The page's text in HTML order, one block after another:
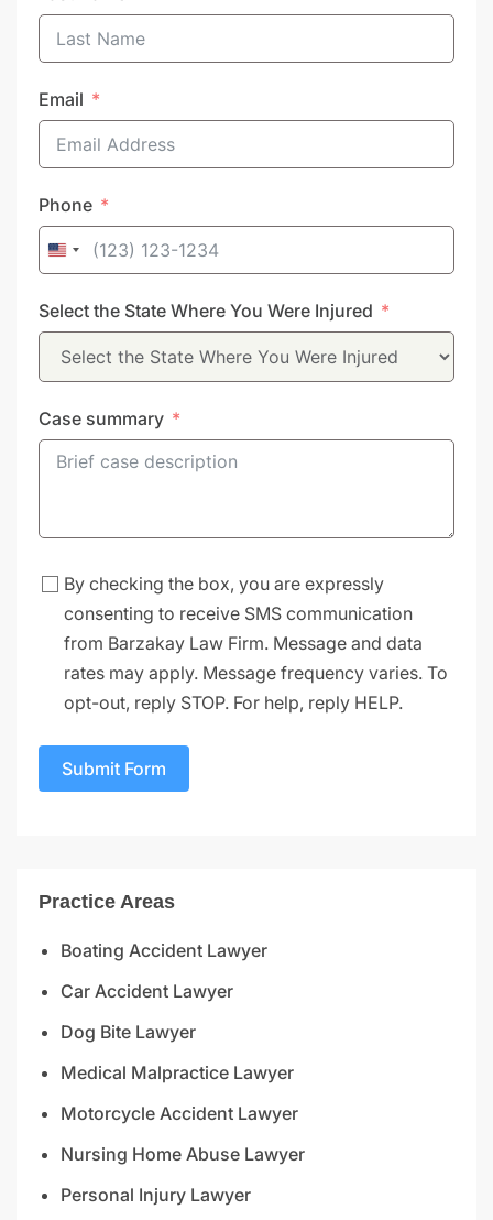
Email
Phone
United
+1
Select the State Where You Were Injured
Case summary
By checking the box, you are expressly
consenting to receive SMS communication
from Barzakay Law Firm. Message and data
rates may apply. Message frequency varies. To
opt-out, reply STOP. For help, reply HELP.
Submit Form
Practice Areas
Boating Accident Lawyer
Car Accident Lawyer
Dog Bite Lawyer
Medical Malpractice Lawyer
Motorcycle Accident Lawyer
Nursing Home Abuse Lawyer
Personal Injury Lawyer